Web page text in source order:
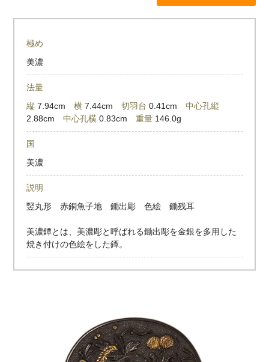
極め
美濃
法量
縦 7.94cm横 7.44cm切羽台 0.41cm中心孔縦
2.88cm中心孔横 0.83cm重量 146.0g
国
美濃
説明
竪丸形 赤銅魚子地 鋤出彫 色絵 鋤残耳
美濃鐔とは、美濃彫と呼ばれる鋤出彫を金銀を多用した
焼き付けの色絵をした鐔。